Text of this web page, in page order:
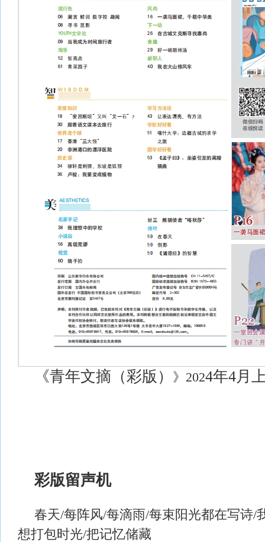
《青年文摘 （彩版 ） 》 2024年4月
彩版留声机
春天/每阵风/每滴雨/每束阳光都在写诗/
想打包时光/把记忆储藏